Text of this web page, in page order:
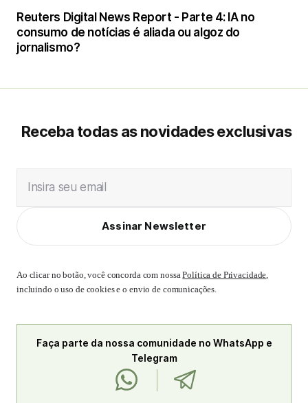
Reuters Digital News Report - Parte 4: IA no
consumo de notícias é aliada ou algoz do
jornalismo?
Receba todas as novidades exclusivas
Insira seu email
Assinar Newsletter
Ao clicar no botão, você concorda com nossaPolítica de Privacidade,
incluindo o uso de cookies e o envio de comunicações.
Faça parte da nossa comunidade no WhatsApp e
Telegram